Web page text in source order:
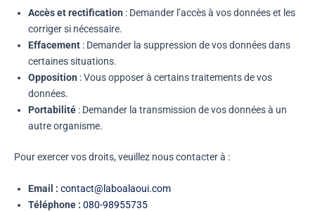
Accès et rectification : Demander l’accès à vos données et les
corriger si nécessaire.
Effacement : Demander la suppression de vos données dans
certaines situations.
Opposition : Vous opposer à certains traitements de vos
données.
Portabilité : Demander la transmission de vos données à un
autre organisme.
Pour exercer vos droits, veuillez nous contacter à :
Email : contact@laboalaoui.com
Téléphone : 080-98955735